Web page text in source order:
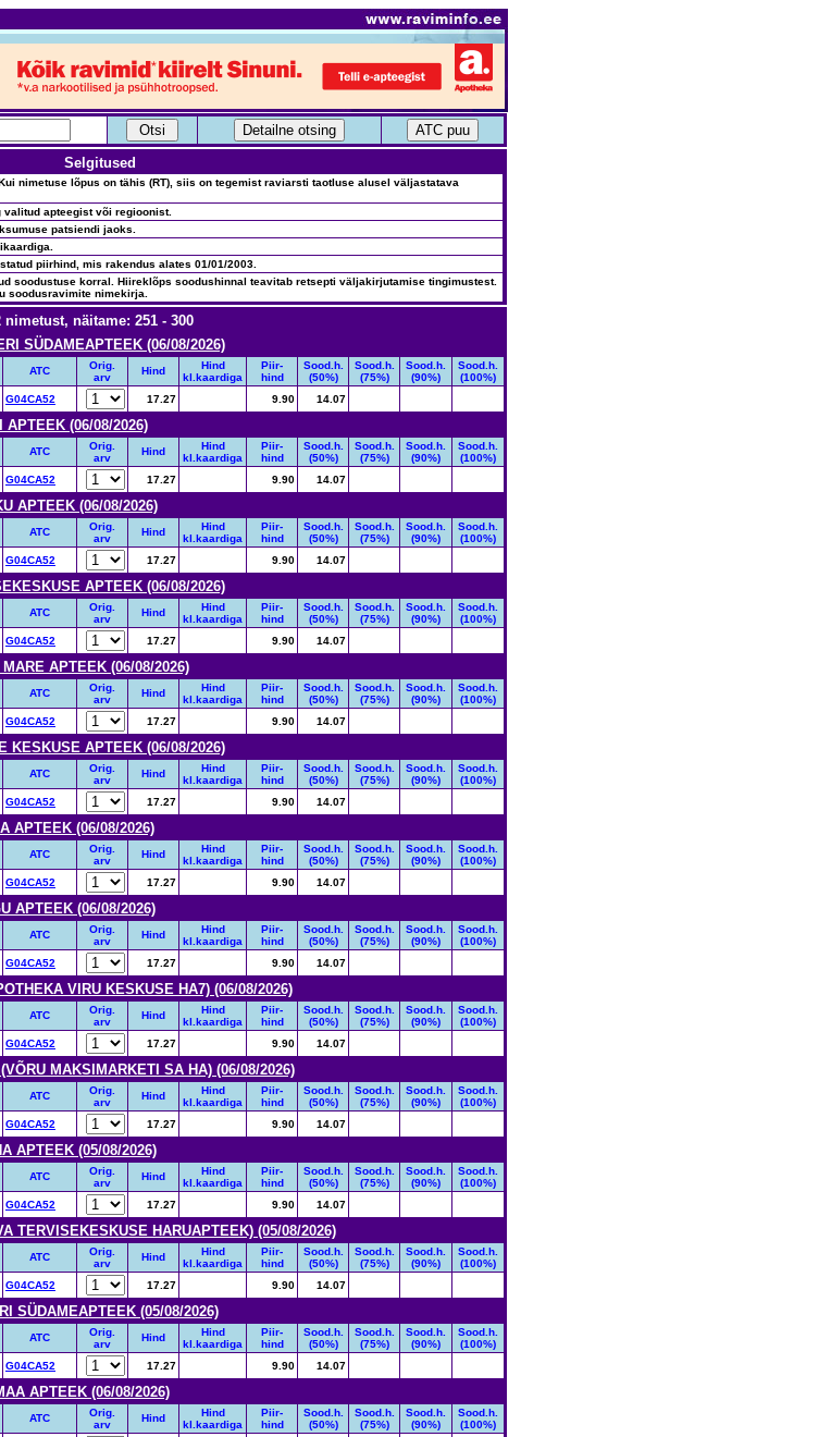
Selgitused
nimetuse lõpus on tähis (RT), siis on tegemist raviarsti taotluse alusel väljastatava
apteegist või regioonist.
patsiendi jaoks.
piirhind, mis rakendus alates 01/01/2003.
soodustuse korral. Hiireklõps soodushinnal teavitab retsepti väljakirjutamise tingimustest.
soodusravimite nimekirja.
nimetust, näitame: 251 - 300
SÜDAMEAPTEEK (06/08/2026)
ATC
Orig.
arv
Hind
Hind
kl.kaardiga
Piir-
hind
Sood.h.
(50%)
Sood.h.
(75%)
Sood.h.
(90%)
Sood.h.
(100%)
G04CA52 17.27 9.90 14.07
APTEEK (06/08/2026)
ATC
Orig.
arv
Hind
Hind
kl.kaardiga
Piir-
hind
Sood.h.
(50%)
Sood.h.
(75%)
Sood.h.
(90%)
Sood.h.
(100%)
G04CA52 17.27 9.90 14.07
APTEEK (06/08/2026)
ATC
Orig.
arv
Hind
Hind
kl.kaardiga
Piir-
hind
Sood.h.
(50%)
Sood.h.
(75%)
Sood.h.
(90%)
Sood.h.
(100%)
G04CA52 17.27 9.90 14.07
APTEEK (06/08/2026)
ATC
Orig.
arv
Hind
Hind
kl.kaardiga
Piir-
hind
Sood.h.
(50%)
Sood.h.
(75%)
Sood.h.
(90%)
Sood.h.
(100%)
G04CA52 17.27 9.90 14.07
MARE APTEEK (06/08/2026)
ATC
Orig.
arv
Hind
Hind
kl.kaardiga
Piir-
hind
Sood.h.
(50%)
Sood.h.
(75%)
Sood.h.
(90%)
Sood.h.
(100%)
G04CA52 17.27 9.90 14.07
KESKUSE APTEEK (06/08/2026)
ATC
Orig.
arv
Hind
Hind
kl.kaardiga
Piir-
hind
Sood.h.
(50%)
Sood.h.
(75%)
Sood.h.
(90%)
Sood.h.
(100%)
G04CA52 17.27 9.90 14.07
APTEEK (06/08/2026)
ATC
Orig.
arv
Hind
Hind
kl.kaardiga
Piir-
hind
Sood.h.
(50%)
Sood.h.
(75%)
Sood.h.
(90%)
Sood.h.
(100%)
G04CA52 17.27 9.90 14.07
APTEEK (06/08/2026)
ATC
Orig.
arv
Hind
Hind
kl.kaardiga
Piir-
hind
Sood.h.
(50%)
Sood.h.
(75%)
Sood.h.
(90%)
Sood.h.
(100%)
G04CA52 17.27 9.90 14.07
VIRU KESKUSE HA7) (06/08/2026)
ATC
Orig.
arv
Hind
Hind
kl.kaardiga
Piir-
hind
Sood.h.
(50%)
Sood.h.
(75%)
Sood.h.
(90%)
Sood.h.
(100%)
G04CA52 17.27 9.90 14.07
MAKSIMARKETI SA HA) (06/08/2026)
ATC
Orig.
arv
Hind
Hind
kl.kaardiga
Piir-
hind
Sood.h.
(50%)
Sood.h.
(75%)
Sood.h.
(90%)
Sood.h.
(100%)
G04CA52 17.27 9.90 14.07
APTEEK (05/08/2026)
ATC
Orig.
arv
Hind
Hind
kl.kaardiga
Piir-
hind
Sood.h.
(50%)
Sood.h.
(75%)
Sood.h.
(90%)
Sood.h.
(100%)
G04CA52 17.27 9.90 14.07
TERVISEKESKUSE HARUAPTEEK) (05/08/2026)
ATC
Orig.
arv
Hind
Hind
kl.kaardiga
Piir-
hind
Sood.h.
(50%)
Sood.h.
(75%)
Sood.h.
(90%)
Sood.h.
(100%)
G04CA52 17.27 9.90 14.07
SÜDAMEAPTEEK (05/08/2026)
ATC
Orig.
arv
Hind
Hind
kl.kaardiga
Piir-
hind
Sood.h.
(50%)
Sood.h.
(75%)
Sood.h.
(90%)
Sood.h.
(100%)
G04CA52 17.27 9.90 14.07
APTEEK (06/08/2026)
ATC
Orig.
arv
Hind
Hind
kl.kaardiga
Piir-
hind
Sood.h.
(50%)
Sood.h.
(75%)
Sood.h.
(90%)
Sood.h.
(100%)